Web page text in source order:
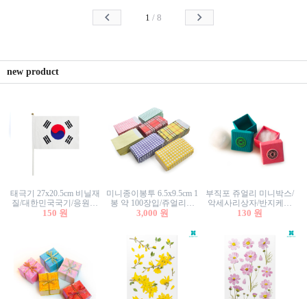
1 / 8
new product
태극기 27x20.5cm 비닐재
질/대한민국국기/응원깃
발/행사깃발
150 원
미니종이봉투 6.5x9.5cm 1
봉 약 100장입/쥬얼리봉
투/증명사진봉투/악세사
3,000 원
부직포 쥬얼리 미니박스/
악세사리상자/반지케이
스/반지상자/귀걸이상자/
130 원